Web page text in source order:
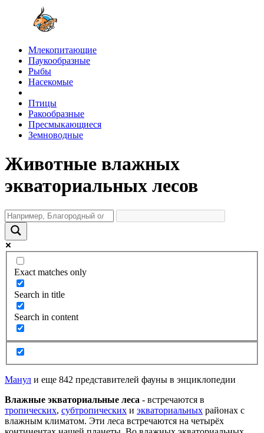
Млекопитающие
Паукообразные
Рыбы
Насекомые
Птицы
Ракообразные
Пресмыкающиеся
Земноводные
Животные влажных
экваториальных лесов
Exact matches only
Search in title
Search in content
Манул и еще 842 представителей фауны в энциклопедии
Влажные экваториальные леса - встречаются в
тропических, субтропических и экваториальных районах с
влажным климатом. Эти леса встречаются на четырёх